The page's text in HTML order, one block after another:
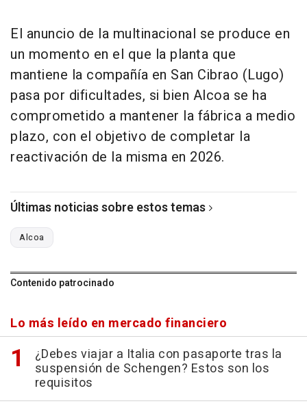
El anuncio de la multinacional se produce en
un momento en el que la planta que
mantiene la compañía en San Cibrao (Lugo)
pasa por dificultades, si bien Alcoa se ha
comprometido a mantener la fábrica a medio
plazo, con el objetivo de completar la
reactivación de la misma en 2026.
Últimas noticias sobre estos temas
Alcoa
Contenido patrocinado
Lo más leído en mercado financiero
¿Debes viajar a Italia con pasaporte tras la
suspensión de Schengen? Estos son los
requisitos